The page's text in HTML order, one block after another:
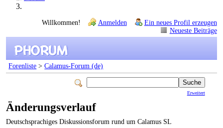
Willkommen! Anmelden
Ein neues Profil erzeugen
Neueste Beiträge
Forenliste >Calamus-Forum (de)
Erweitert
Änderungsverlauf
Deutschsprachiges Diskussionsforum rund um Calamus SL